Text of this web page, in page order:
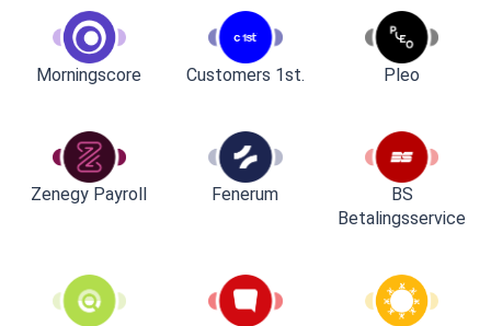
Morningscore Customers 1st. Pleo
Zenegy Payroll Fenerum
BS
Betalingsservice